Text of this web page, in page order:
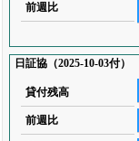
前週比
日証協（2025-10-03付）
貸付残高
前週比